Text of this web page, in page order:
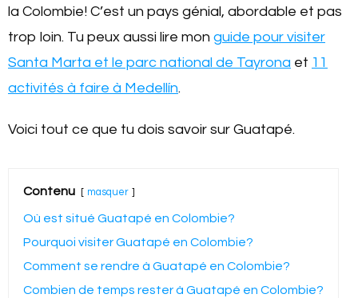
la Colombie! C’est un pays génial, abordable et pas
trop loin. Tu peux aussi lire mon guide pour visiter
Santa Marta et le parc national de Tayrona et 11
activités à faire à Medellín.
Voici tout ce que tu dois savoir sur Guatapé.
Contenu masquer
Où est situé Guatapé en Colombie?
Pourquoi visiter Guatapé en Colombie?
Comment se rendre à Guatapé en Colombie?
Combien de temps rester à Guatapé en Colombie?